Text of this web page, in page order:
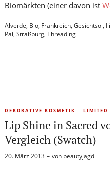
Biomärkten (einer davon ist
Alverde, Bio, Frankreich, Gesichtsöl,
Pai, Straßburg, Threading
DEKORATIVE KOSMETIK LIMITED
Lip Shine in Sacred
Vergleich (Swatch)
20. März 2013 von beautyjagd